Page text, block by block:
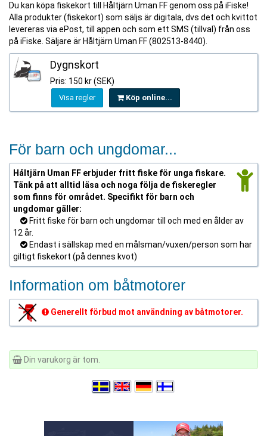
Du kan köpa fiskekort till Håltjärn Uman FF genom oss på iFiske!
Alla produkter (fiskekort) som säljs är digitala, dvs det och kvittot
levereras via ePost, till appen och som ett SMS (tillval) från oss
på iFiske. Säljare är Håltjärn Uman FF (802513-8440).
Dygnskort
Pris: 150 kr (SEK)
Visa regler Köp online...
För barn och ungdomar...
Håltjärn Uman FF erbjuder fritt fiske för unga fiskare.
Tänk på att alltid läsa och noga följa de fiskeregler
som finns för området. Specifikt för barn och
ungdomar gäller:
Fritt fiske för barn och ungdomar till och med en ålder av
12 år.
Endast i sällskap med en målsman/vuxen/person som har
giltigt fiskekort (på dennes kvot)
Information om båtmotorer
Generellt förbud mot användning av båtmotorer.
Din varukorg är tom.